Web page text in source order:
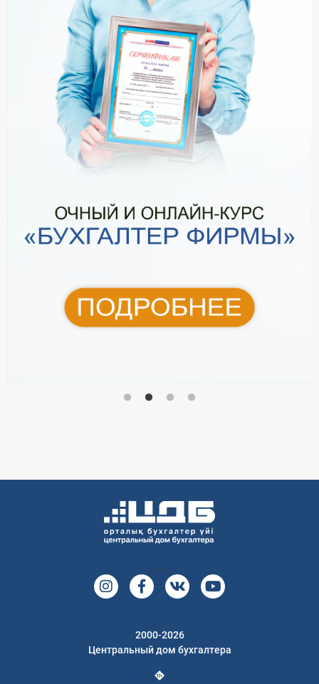
2000-2026
Центральный дом бухгалтера